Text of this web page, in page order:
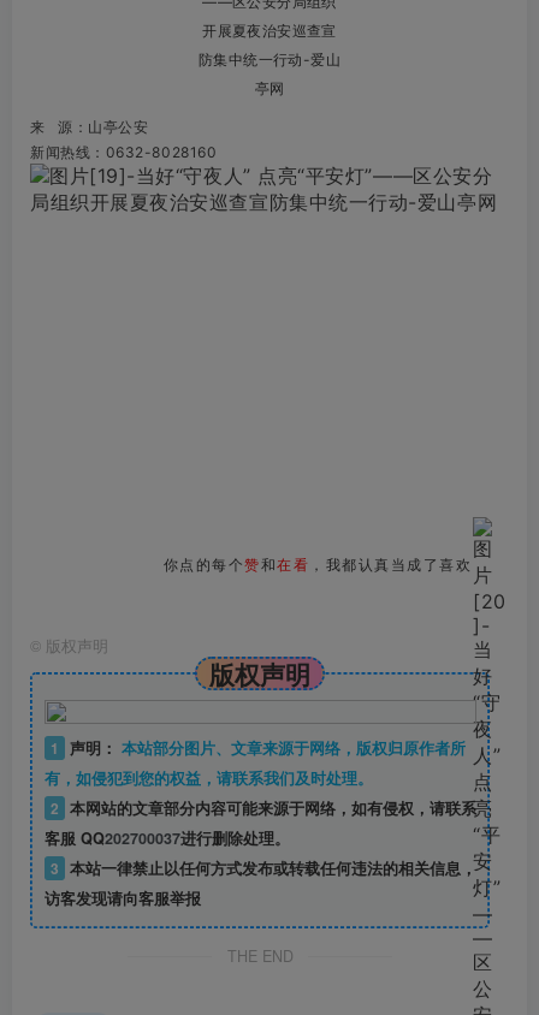
来 源：山亭公安
新闻热线：0632-8028160
你点的每个赞和在看 ，我都认真当成了喜欢
© 版权声明
版权声明
1 声明： 本站部分图片、文章来源于网络，版权归原作者所
有，如侵犯到您的权益，请联系我们及时处理。
2 本网站的文章部分内容可能来源于网络，如有侵权，请联系
客服 QQ202700037进行删除处理。
3 本站一律禁止以任何方式发布或转载任何违法的相关信息，
访客发现请向客服举报
THE END